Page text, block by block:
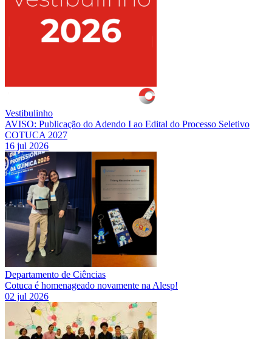
Vestibulinho
AVISO: Publicação do Adendo I ao Edital do Processo Seletivo
COTUCA 2027
16 jul 2026
Departamento de Ciências
Cotuca é homenageado novamente na Alesp!
02 jul 2026